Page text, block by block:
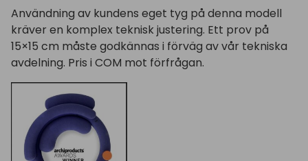
Användning av kundens eget tyg på denna modell
kräver en komplex teknisk justering. Ett prov på
15×15 cm måste godkännas i förväg av vår tekniska
avdelning. Pris i COM mot förfrågan.